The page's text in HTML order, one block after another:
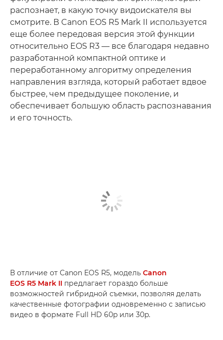
распознает, в какую точку видоискателя вы
смотрите. В Canon EOS R5 Mark II используется
еще более передовая версия этой функции
относительно EOS R3 — все благодаря недавно
разработанной компактной оптике и
переработанному алгоритму определения
направления взгляда, который работает вдвое
быстрее, чем предыдущее поколение, и
обеспечивает большую область распознавания
и его точность.
В отличие от Canon EOS R5, модель Canon
EOS R5 Mark II предлагает гораздо больше
возможностей гибридной съемки, позволяя делать
качественные фотографии одновременно с записью
видео в формате Full HD 60p или 30p.